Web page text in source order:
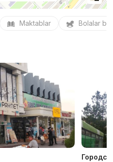
Maktablar Bolalar